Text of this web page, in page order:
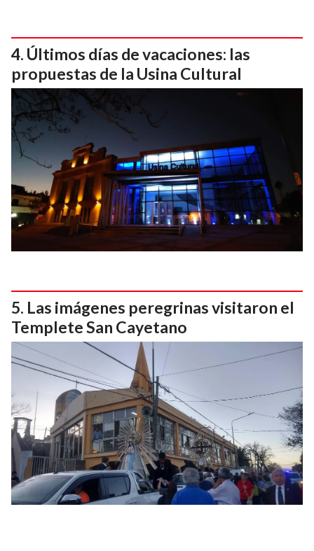
Últimos días de vacaciones: las
propuestas de la Usina Cultural
Las imágenes peregrinas visitaron el
Templete San Cayetano